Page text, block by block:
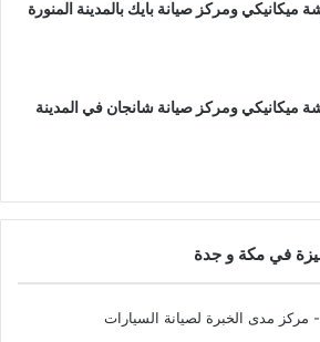
ميكانيكي ومركز صيانة بايك بالمدينة المنورة
ميكانيكي ومركز صيانة شانجان في المدينة
في مكة و جدة
- مركز مدى الخبرة لصيانة السيارات